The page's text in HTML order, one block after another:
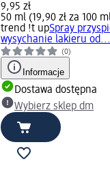
9,95 zł
50 ml (19,90 zł za 100
trend !t upSpray
wysychanie lakieru
(0)
Informacje
Dostawa dostępna
Wybierz sklep dm